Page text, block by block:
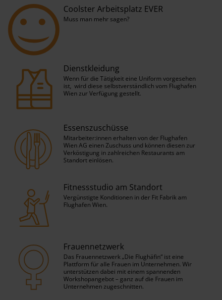
Coolster Arbeitsplatz EVER
Muss man mehr sagen?
Dienstkleidung
Wenn für die Tätigkeit eine Uniform vorgesehen
ist, wird diese selbstverständlich vom Flughafen
Wien zur Verfügung gestellt.
Essenszuschüsse
Mitarbeiter:innen erhalten von der Flughafen
Wien AG einen Zuschuss und können diesen zur
Verköstigung in zahlreichen Restaurants am
Standort einlösen.
Fitnessstudio am Standort
Vergünstigte Konditionen in der Fit Fabrik am
Flughafen Wien.
Frauennetzwerk
Das Frauennetzwerk „Die Flughäfin“ ist eine
Plattform für alle Frauen im Unternehmen. Wir
unterstützen dabei mit einem spannenden
Workshopangebot – ganz auf die Frauen im
Unternehmen zugeschnitten.